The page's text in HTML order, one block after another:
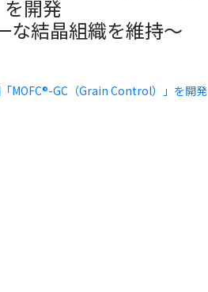
開発
結晶組織を維持～
MOFC®-GC（Grain Control）」を開発